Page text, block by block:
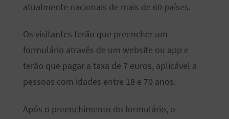
atualmente nacionais de mais de 60 países.
Os visitantes terão que preencher um
formulário através de um website ou app e
terão que pagar a taxa de 7 euros, aplicável a
pessoas com idades entre 18 e 70 anos.
Após o preenchimento do formulário, o